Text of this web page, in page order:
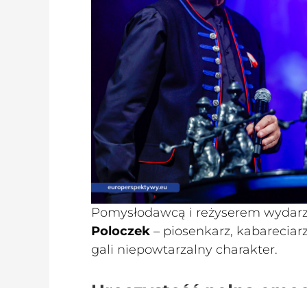
Pomysłodawcą i reżyserem
Poloczek– piosenkarz,
gali niepowtarzalny charakter.